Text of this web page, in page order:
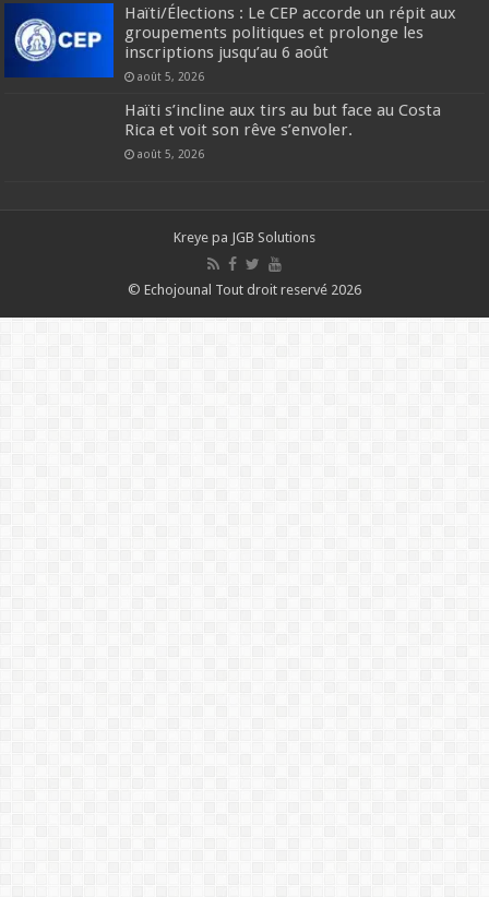
Haïti/Élections : Le CEP accorde un répit aux
groupements politiques et prolonge les
inscriptions jusqu’au 6 août
août 5, 2026
Haïti s’incline aux tirs au but face au Costa
Rica et voit son rêve s’envoler.
août 5, 2026
Kreye pa JGB Solutions
© Echojounal Tout droit reservé 2026